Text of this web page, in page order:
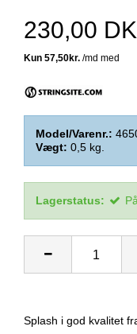
230,00
Model/Varenr.:
Vægt: 0,5 kg.
Lagerstatus:
Splash i god kvalitet